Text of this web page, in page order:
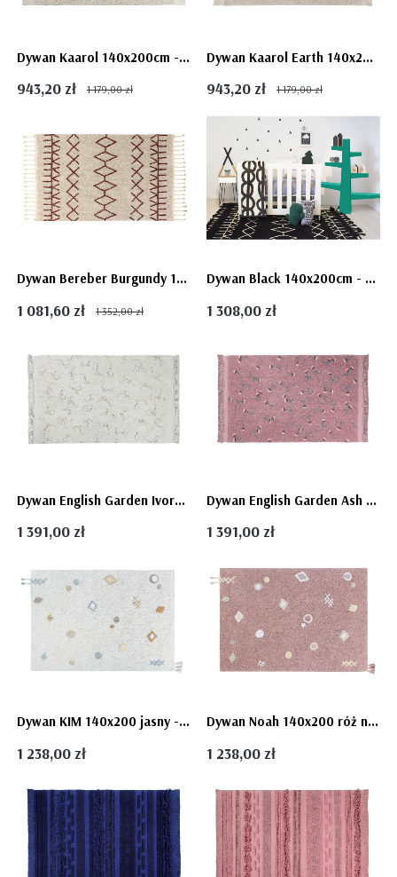
Dywan Kaarol 140x200cm - Lorena Canals
943,20 zł 1 179,00 zł
Dywan Kaarol Earth 140x200 - Lorena Canals
943,20 zł 1 179,00 zł
Dywan Bereber Burgundy 140x200cm
1 081,60 zł 1 352,00 zł
Dywan Black 140x200cm - BLACK&WHITE
1 308,00 zł
Dywan English Garden Ivory 140x210 - Lorena Canals
1 391,00 zł
Dywan English Garden Ash Rose 140x210 - Lorena Canals
1 391,00 zł
Dywan KIM 140x200 jasny - Lorena Canals
1 238,00 zł
Dywan Noah 140x200 róż nude - Lorena Canals
1 238,00 zł